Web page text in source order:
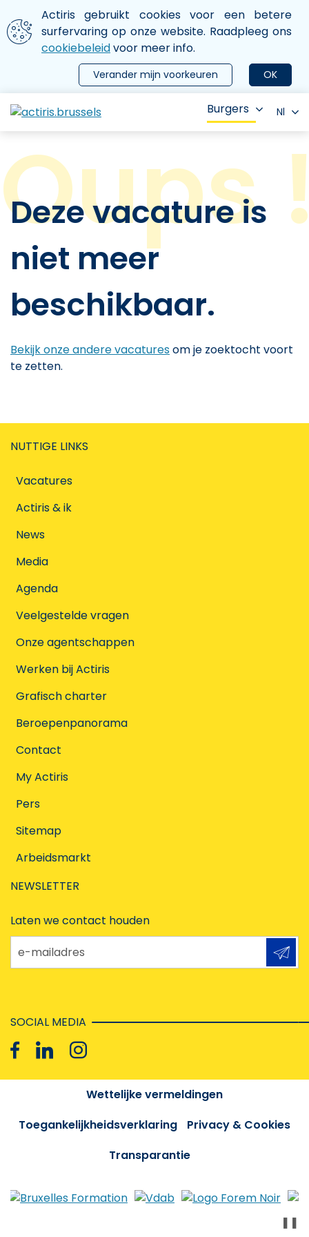
Aller au contenu principal
We gebruiken cookies
Actiris gebruikt cookies voor een betere
surfervaring op onze website. Raadpleeg ons
cookiebeleidvoor meer info.
OK
Verander mijn voorkeuren
le menu
Burgers Nl
Deze vacature is
niet meer
beschikbaar.
Bekijk onze andere vacaturesom je zoektocht voort
te zetten.
NUTTIGE LINKS
Vacatures
Actiris & ik
News
Media
Agenda
Veelgestelde vragen
Onze agentschappen
Werken bij Actiris
Grafisch charter
Beroepenpanorama
Contact
My Actiris
Pers
Sitemap
Arbeidsmarkt
NEWSLETTER
Laten we contact houden
e-mailadres
SOCIAL MEDIA
Wettelijke vermeldingen
Toegankelijkheidsverklaring
Privacy & Cookies
Transparantie
❚❚